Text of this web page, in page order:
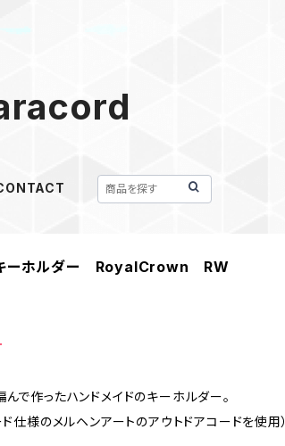
ーホルダー RoyalCrown RW
んで作ったハンドメイドのキーホルダー。
仕様のメルヘンアートのアウトドアコードを使用）